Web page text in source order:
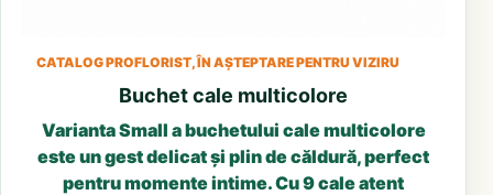
CATALOG PROFLORIST, ÎN AȘTEPTARE PENTRU VIZIRU
Buchet cale multicolore
Varianta Small a buchetului cale multicolore
este un gest delicat și plin de căldură, perfect
pentru momente intime. Cu 9 cale atent